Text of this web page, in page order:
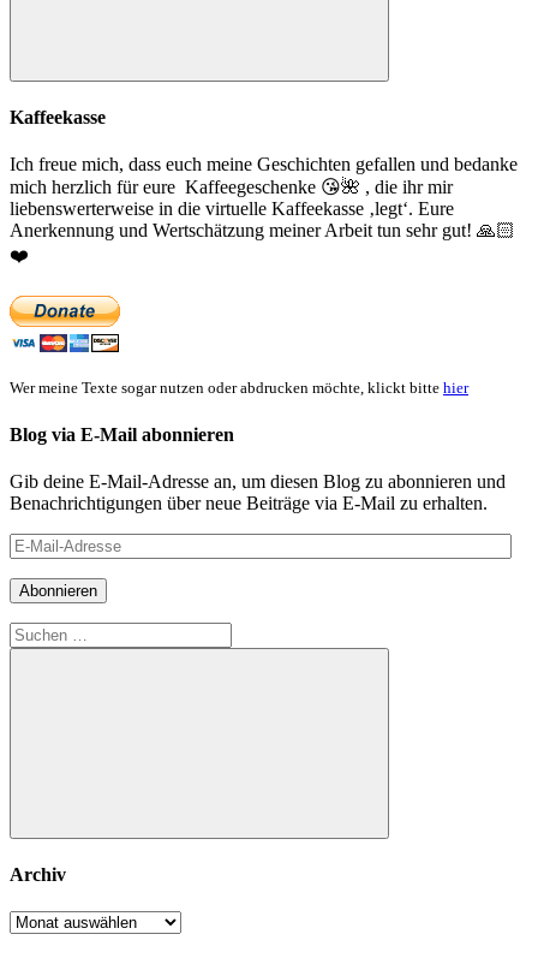
Suchen
Kaffeekasse
Ich freue mich, dass euch meine Geschichten gefallen und bedanke
mich herzlich für eure Kaffeegeschenke 😘🌺 , die ihr mir
liebenswerterweise in die virtuelle Kaffeekasse ‚legt‘. Eure
Anerkennung und Wertschätzung meiner Arbeit tun sehr gut! 🙏🏻
❤️
Wer meine Texte sogar nutzen oder abdrucken möchte, klickt bitte hier
Blog via E-Mail abonnieren
Gib deine E-Mail-Adresse an, um diesen Blog zu abonnieren und
Benachrichtigungen über neue Beiträge via E-Mail zu erhalten.
E-
Mail-
Adresse
Abonnieren
Suchen
nach:
Suchen
Archiv
Archiv